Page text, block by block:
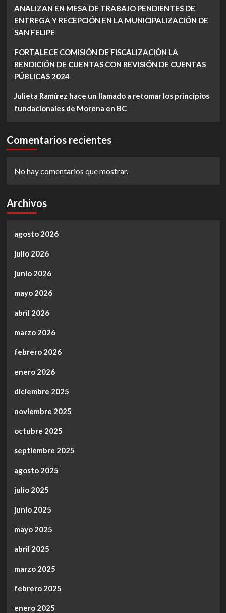
ANALIZAN EN MESA DE TRABAJO PENDIENTES DE
ENTREGA Y RECEPCIÓN EN LA MUNICIPALIZACIÓN DE
SAN FELIPE
FORTALECE COMISIÓN DE FISCALIZACIÓN LA
RENDICIÓN DE CUENTAS CON REVISIÓN DE CUENTAS
PÚBLICAS 2024
Julieta Ramírez hace un llamado a retomar los principios
fundacionales de Morena en BC
Comentarios recientes
No hay comentarios que mostrar.
Archivos
agosto 2026
julio 2026
junio 2026
mayo 2026
abril 2026
marzo 2026
febrero 2026
enero 2026
diciembre 2025
noviembre 2025
octubre 2025
septiembre 2025
agosto 2025
julio 2025
junio 2025
mayo 2025
abril 2025
marzo 2025
febrero 2025
enero 2025